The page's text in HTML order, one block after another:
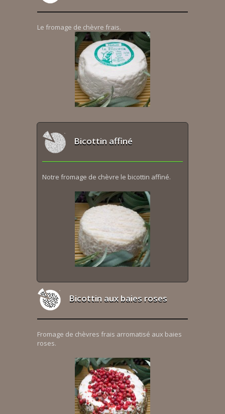
Le fromage de chèvre frais.
Bicottin affiné
Notre fromage de chèvre le bicottin affiné.
Bicottin aux baies roses
Fromage de chèvres frais arromatisé aux baies
roses.